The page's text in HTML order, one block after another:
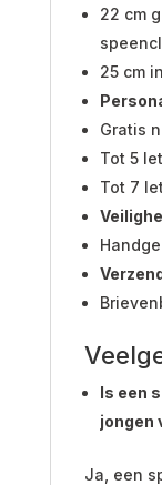
22 cm
25 cm
Gratis
Tot 5
Tot 7
Is een
jongen
Ja, een